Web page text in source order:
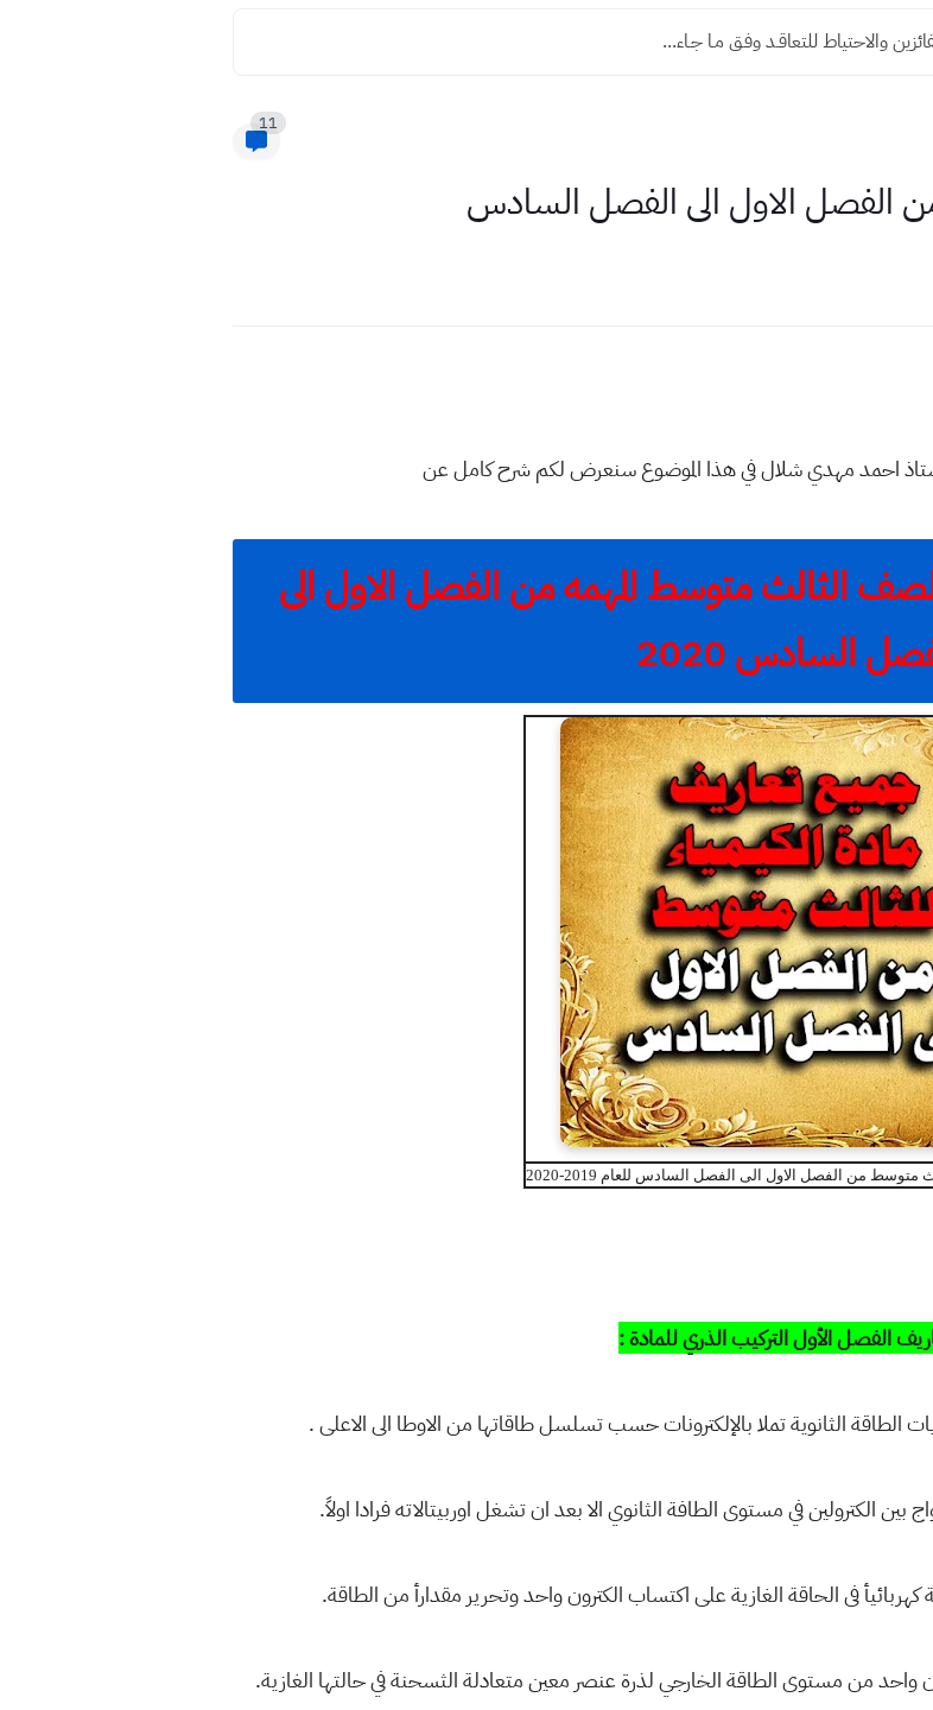
والاحتياط للتعاقـد وفـق مـا جـاء...
11
الفصل الاول الى الفصل السادس
احمد مهدي شلال في هذا الموضوع سنعرض لكم شرح كامل عن
الثالث متوسط المهمه من الفصل الاول الى
السادس 2020
من الفصل الاول الى الفصل السادس للعام 2019-2020
الطاقة الثانوية تملا بالإلكترونات حسب تسلسل طاقاتها من الاوطا الى الاعلى .
الكترولين في مستوى الطافة الثانوي الا بعد ان تشغل اوربيتالاته فرادا اولاً.
كهربائيأ فى الحاقة الغازية على اكتساب الكترون واحد وتحرير مقدارأ من الطاقة.
واحد من مستوى الطاقة الخارجي لذرة عنصر معين متعادلة الثسحنة في حالتها الغازية.